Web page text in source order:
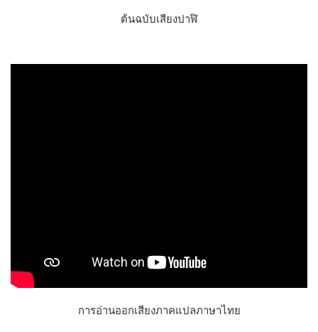
ต้นฉบับเสียงปาฬิ
การอ่านออกเสียงภาคแปลภาษาไทย